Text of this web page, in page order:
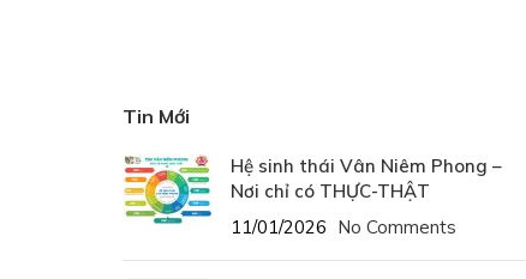
Tin Mới
Hệ sinh thái Vân Niêm Phong –
Nơi chỉ có THỰC-THẬT
11/01/2026 No Comments